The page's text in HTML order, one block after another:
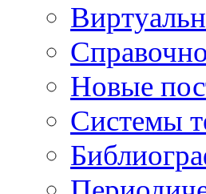
Новые
Cистемы